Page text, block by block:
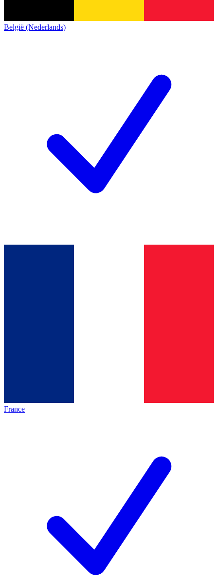
België (Nederlands)
France